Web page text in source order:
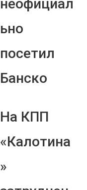
неофициал
ьно
посетил
Банско
На КПП
«Калотина
»